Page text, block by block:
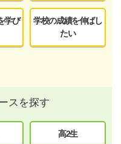
学び
学校の成績を伸ばし
たい
スを探す
高2生